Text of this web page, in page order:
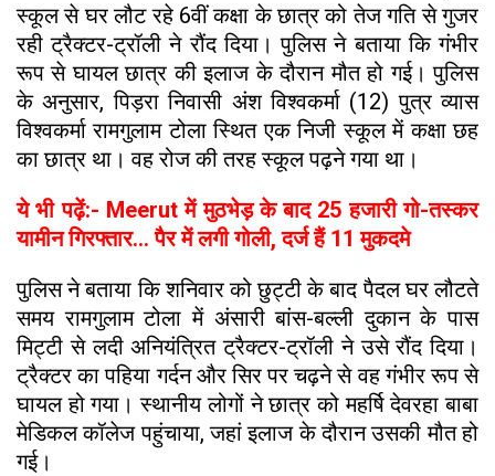
स्कूल से घर लौट रहे 6वीं कक्षा के छात्र को तेज गति से गुजर
रही ट्रैक्टर-ट्रॉली ने रौंद दिया। पुलिस ने बताया कि गंभीर
रूप से घायल छात्र की इलाज के दौरान मौत हो गई। पुलिस
के अनुसार, पिड़रा निवासी अंश विश्वकर्मा (12) पुत्र व्यास
विश्वकर्मा रामगुलाम टोला स्थित एक निजी स्कूल में कक्षा छह
का छात्र था। वह रोज की तरह स्कूल पढ़ने गया था।
ये भी पढ़ें:- Meerut में मुठभेड़ के बाद 25 हजारी गो-तस्कर
यामीन गिरफ्तार... पैर में लगी गोली, दर्ज हैं 11 मुकदमे
पुलिस ने बताया कि शनिवार को छुट्टी के बाद पैदल घर लौटते
समय रामगुलाम टोला में अंसारी बांस-बल्ली दुकान के पास
मिट्टी से लदी अनियंत्रित ट्रैक्टर-ट्रॉली ने उसे रौंद दिया।
ट्रैक्टर का पहिया गर्दन और सिर पर चढ़ने से वह गंभीर रूप से
घायल हो गया। स्थानीय लोगों ने छात्र को महर्षि देवरहा बाबा
मेडिकल कॉलेज पहुंचाया, जहां इलाज के दौरान उसकी मौत हो
गई।